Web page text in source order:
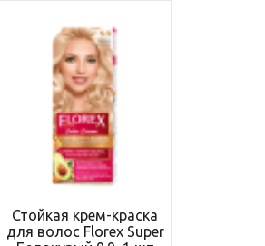
Стойкая крем-краска
для волос Florex Super